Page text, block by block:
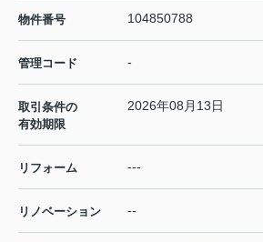
物件番号 104850788
管理コード -
取引条件の
有効期限
2026年08月13日
リフォーム ---
リノベーション --